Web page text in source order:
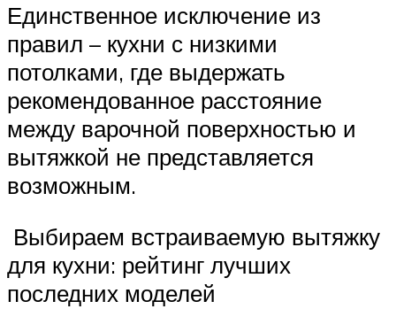
Единственное исключение из
правил – кухни с низкими
потолками, где выдержать
рекомендованное расстояние
между варочной поверхностью и
вытяжкой не представляется
возможным.
Выбираем встраиваемую вытяжку
для кухни: рейтинг лучших
последних моделей